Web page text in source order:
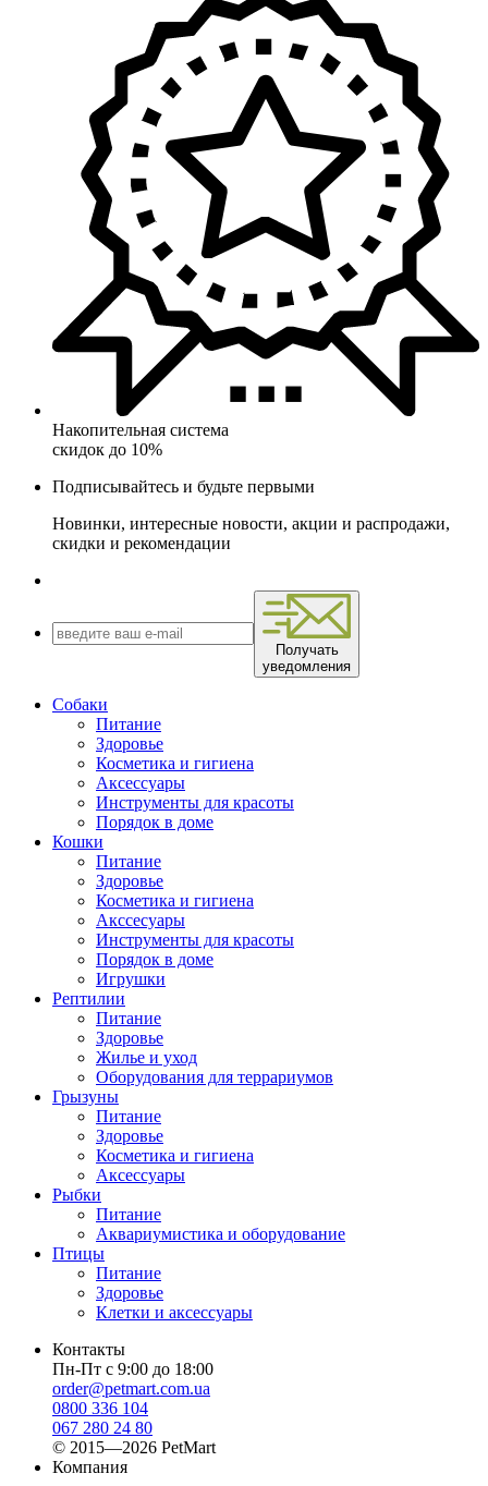
Накопительная система
скидок до 10%
Подписывайтесь и будьте первыми
Новинки, интересные новости, акции и распродажи,
скидки и рекомендации
Получать
уведомления
Собаки
Питание
Здоровье
Косметика и гигиена
Аксессуары
Инструменты для красоты
Порядок в доме
Кошки
Питание
Здоровье
Косметика и гигиена
Акссесуары
Инструменты для красоты
Порядок в доме
Игрушки
Рептилии
Питание
Здоровье
Жилье и уход
Оборудования для террариумов
Грызуны
Питание
Здоровье
Косметика и гигиена
Аксессуары
Рыбки
Питание
Аквариумистика и оборудование
Птицы
Питание
Здоровье
Клетки и аксессуары
Контакты
Пн-Пт с 9:00 до 18:00
order@petmart.com.ua
0800 336 104
067 280 24 80
© 2015—2026 PetMart
Компания